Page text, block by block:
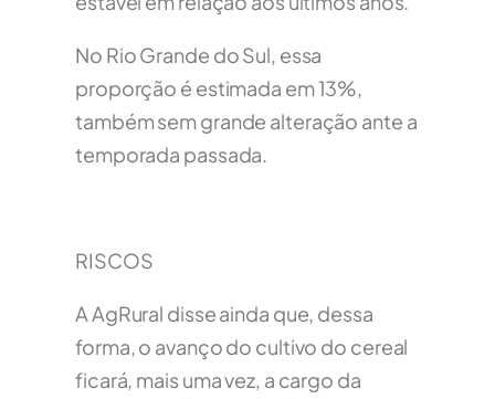
No Rio Grande do Sul, essa
proporção é estimada em 13%,
também sem grande alteração ante a
temporada passada.
RISCOS
A AgRural disse ainda que, dessa
forma, o avanço do cultivo do cereal
ficará, mais uma vez, a cargo da